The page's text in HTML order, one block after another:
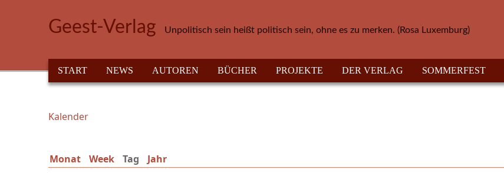
Geest-Verlag Unpolitisch sein heißt politisch sein, ohne es zu merken. (Rosa Luxemburg)
HAUPTMENÜ
START NEWS AUTOREN BÜCHER PROJEKTE DER VERLAG SOMMERFEST
Sie sind hier
Kalender
Monat Week Tag (aktiver Reiter)
Jahr